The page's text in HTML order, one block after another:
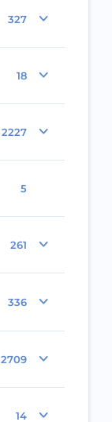
327
18
2227
5
261
336
2709
14